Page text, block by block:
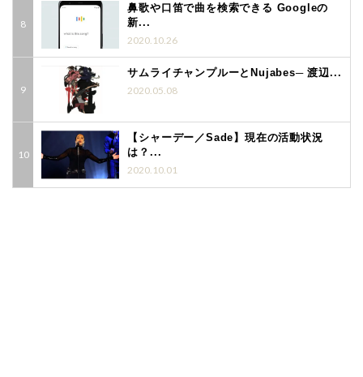
鼻歌や口笛で曲を検索できる Googleの
新...
2020.10.26
サムライチャンプルーとNujabes─ 渡辺...
2020.05.08
【シャーデー／Sade】現在の活動状況
は？...
2020.10.01